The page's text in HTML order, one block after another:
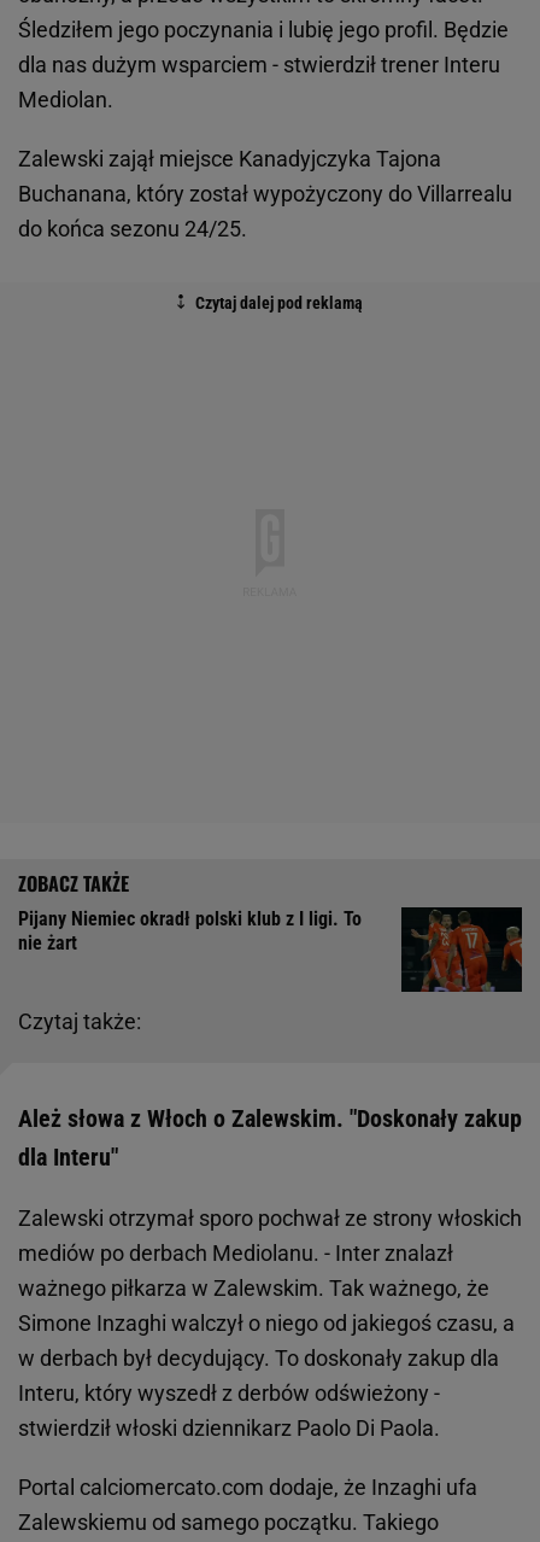
Śledziłem jego poczynania i lubię jego profil. Będzie
dla nas dużym wsparciem - stwierdził trener Interu
Mediolan.
Zalewski zajął miejsce Kanadyjczyka Tajona
Buchanana, który został wypożyczony do Villarrealu
do końca sezonu 24/25.
Czytaj także:
Pijany Niemiec okradł polski klub z I ligi. To
nie żart
Ależ słowa z Włoch o Zalewskim. "Doskonały zakup
dla Interu"
Zalewski otrzymał sporo pochwał ze strony włoskich
mediów po derbach Mediolanu. - Inter znalazł
ważnego piłkarza w Zalewskim. Tak ważnego, że
Simone Inzaghi walczył o niego od jakiegoś czasu, a
w derbach był decydujący. To doskonały zakup dla
Interu, który wyszedł z derbów odświeżony -
stwierdził włoski dziennikarz Paolo Di Paola.
Portal calciomercato.com dodaje, że Inzaghi ufa
Zalewskiemu od samego początku. Takiego